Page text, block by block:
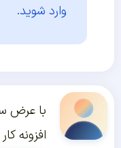
وارد شوید.
با عرض
افزونه